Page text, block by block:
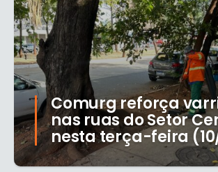
Comurg reforça
nas ruas do Setor
nesta terça-feira